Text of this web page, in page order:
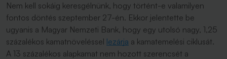
Nem kell sokáig keresgélnünk, hogy történt-e valamilyen
fontos döntés szeptember 27-én. Ekkor jelentette be
ugyanis a Magyar Nemzeti Bank, hogy egy utolsó nagy, 1,25
százalékos kamatnöveléssel lezárja a kamatemelési ciklusát.
A 13 százalékos alapkamat nem hozott szerencsét a